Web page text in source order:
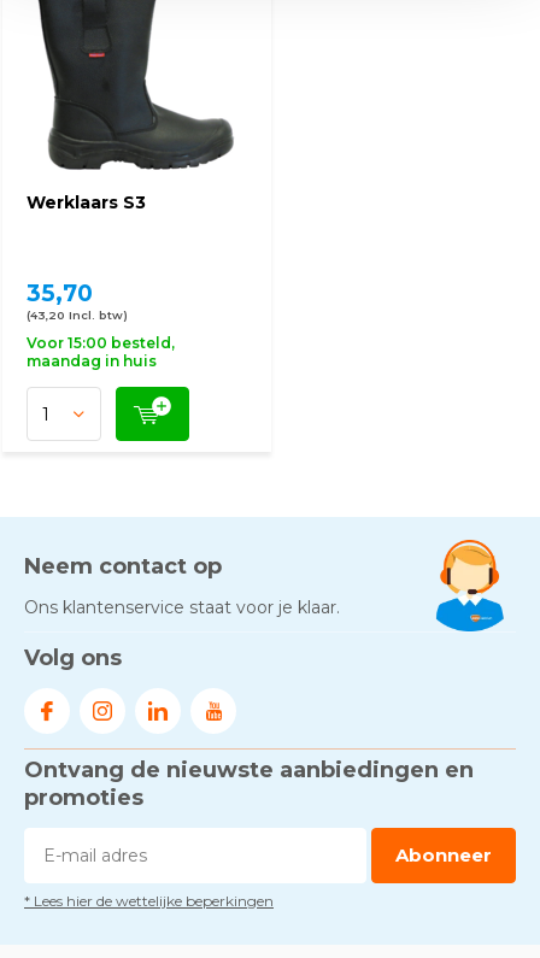
Werklaars S3
35,70
(43,20 Incl. btw)
Voor 15:00 besteld,
maandag in huis
Neem contact op
Ons klantenservice staat voor je klaar.
Volg ons
Ontvang de nieuwste aanbiedingen en
promoties
Abonneer
* Lees hier de wettelijke beperkingen